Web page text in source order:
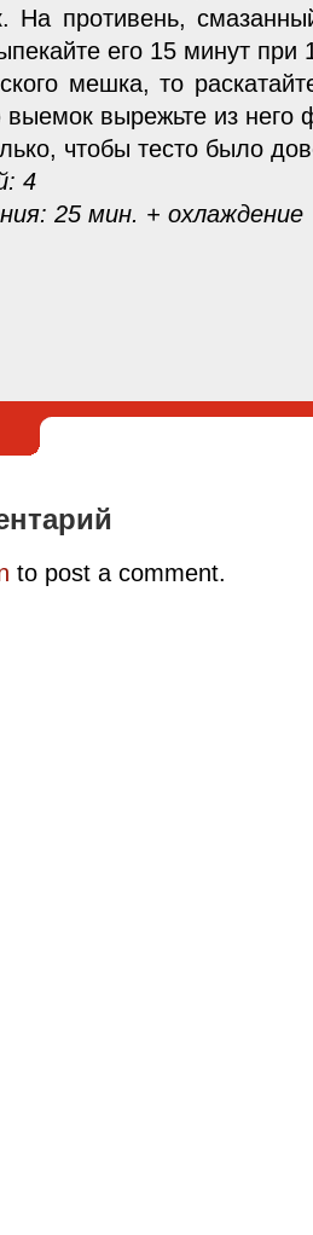
На противень,
его 15 минут при
мешка, то
вырежьте из него
чтобы тесто было
4
25 мин. + охлаждение
to post a comment.